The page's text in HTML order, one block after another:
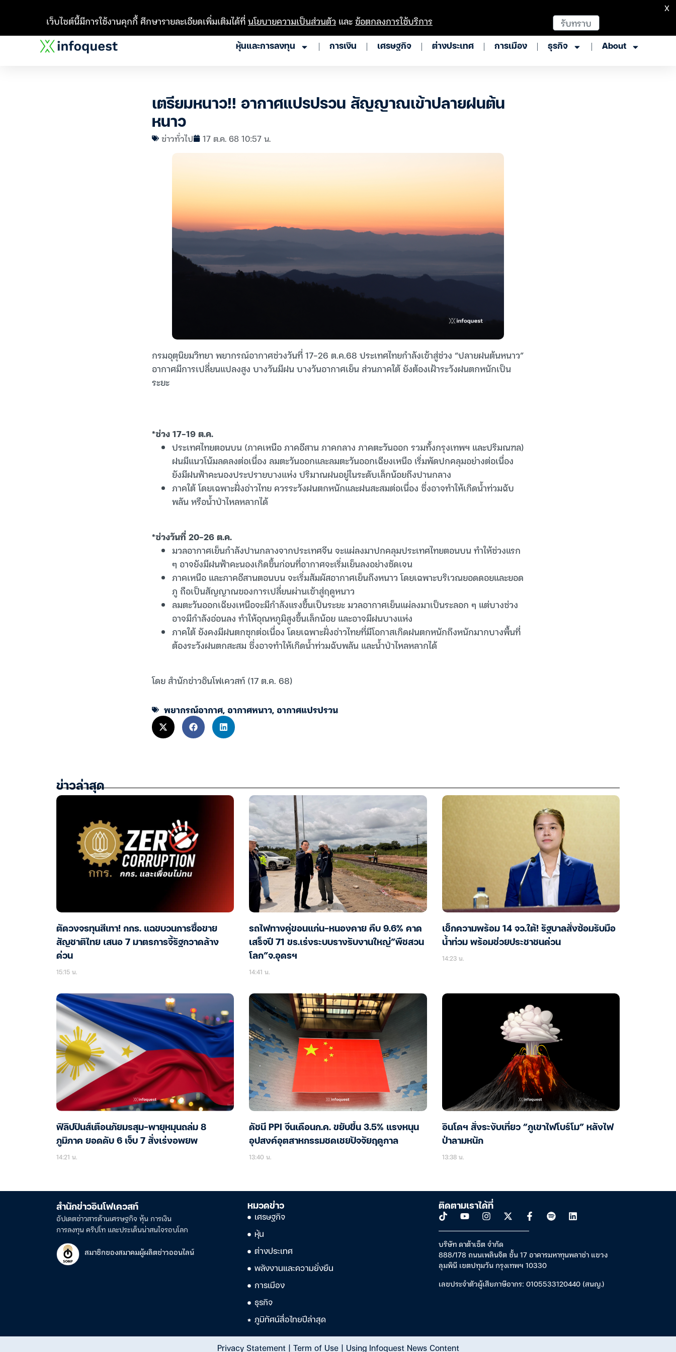
หุ้นและการลงทุน การเงิน เศรษฐกิจ ต่างประเทศ การเมือง ธุรกิจ About
เตรียมหนาว!! อากาศแปรปรวน สัญญาณเข้าปลายฝนต้น
หนาว
ข่าวทั่วไป 17 ต.ค. 68 10:57 น.
กรมอุตุนิยมวิทยา พยากรณ์อากาศช่วงวันที่ 17-26 ต.ค.68 ประเทศไทยกำลังเข้าสู่ช่วง “ปลายฝนต้นหนาว”
อากาศมีการเปลี่ยนแปลงสูง บางวันมีฝน บางวันอากาศเย็น ส่วนภาคใต้ ยังต้องเฝ้าระวังฝนตกหนักเป็น
ระยะ
*ช่วง 17-19 ต.ค.
ประเทศไทยตอนบน (ภาคเหนือ ภาคอีสาน ภาคกลาง ภาคตะวันออก รวมทั้งกรุงเทพฯ และปริมณฑล)
ฝนมีแนวโน้มลดลงต่อเนื่อง ลมตะวันออกและลมตะวันออกเฉียงเหนือ เริ่มพัดปกคลุมอย่างต่อเนื่อง
ยังมีฝนฟ้าคะนองประปรายบางแห่ง ปริมาณฝนอยู่ในระดับเล็กน้อยถึงปานกลาง
ภาคใต้ โดยเฉพาะฝั่งอ่าวไทย ควรระวังฝนตกหนักและฝนสะสมต่อเนื่อง ซึ่งอาจทำให้เกิดน้ำท่วมฉับ
พลัน หรือน้ำป่าไหลหลากได้
*ช่วงวันที่ 20-26 ต.ค.
มวลอากาศเย็นกำลังปานกลางจากประเทศจีน จะแผ่ลงมาปกคลุมประเทศไทยตอนบน ทำให้ช่วงแรก
ๆ อาจยังมีฝนฟ้าคะนองเกิดขึ้นก่อนที่อากาศจะเริ่มเย็นลงอย่างชัดเจน
ภาคเหนือ และภาคอีสานตอนบน จะเริ่มสัมผัสอากาศเย็นถึงหนาว โดยเฉพาะบริเวณยอดดอยและยอด
ภู ถือเป็นสัญญาณของการเปลี่ยนผ่านเข้าสู่ฤดูหนาว
ลมตะวันออกเฉียงเหนือจะมีกำลังแรงขึ้นเป็นระยะ มวลอากาศเย็นแผ่ลงมาเป็นระลอก ๆ แต่บางช่วง
อาจมีกำลังอ่อนลง ทำให้อุณหภูมิสูงขึ้นเล็กน้อย และอาจมีฝนบางแห่ง
ภาคใต้ ยังคงมีฝนตกชุกต่อเนื่อง โดยเฉพาะฝั่งอ่าวไทยที่มีโอกาสเกิดฝนตกหนักถึงหนักมากบางพื้นที่
ต้องระวังฝนตกสะสม ซึ่งอาจทำให้เกิดน้ำท่วมฉับพลัน และน้ำป่าไหลหลากได้
โดย สำนักข่าวอินโฟเควสท์ (17 ต.ค. 68)
พยากรณ์อากาศ,อากาศหนาว,อากาศแปรปรวน
ข่าวล่าสุด
ตัดวงจรทุนสีเทา! กกร. แฉขบวนการซื้อขาย
สัญชาติไทย เสนอ 7 มาตรการจี้รัฐกวาดล้าง
ด่วน
15:15 น.
รถไฟทางคู่ขอนแก่น-หนองคาย คืบ 9.6% คาด
เสร็จปี 71 ขร.เร่งระบบรางรับงานใหญ่”พืชสวน
โลก”จ.อุดรฯ
14:41 น.
เช็กความพร้อม 14 จว.ใต้! รัฐบาลสั่งซ้อมรับมือ
น้ำท่วม พร้อมช่วยประชาชนด่วน
14:23 น.
ฟิลิปปินส์เตือนภัยมรสุม-พายุหมุนถล่ม 8
ภูมิภาค ยอดดับ 6 เจ็บ 7 สั่งเร่งอพยพ
14:21 น.
ดัชนี PPI จีนเดือนก.ค. ขยับขึ้น 3.5% แรงหนุน
อุปสงค์อุตสาหกรรมชดเชยปัจจัยฤดูกาล
13:40 น.
อินโดฯ สั่งระงับเที่ยว “ภูเขาไฟโบร์โม” หลังไฟ
ป่าลามหนัก
13:38 น.
สำนักข่าวอินโฟเควสท์
อัปเดตข่าวสารด้านเศรษฐกิจ หุ้น การเงิน
การลงทุน คริปโท และประเด็นน่าสนใจรอบโลก
สมาชิกของสมาคมผู้ผลิตข่าวออนไลน์
หมวดข่าว
เศรษฐกิจ
หุ้น
ต่างประเทศ
พลังงานและความยั่งยืน
การเมือง
ธุรกิจ
ภูมิทัศน์สื่อไทยปีล่าสุด
ติดตามเราได้ที่
บริษัท ดาต้าเซ็ต จำกัด
888/178 ถนนเพลินจิต ชั้น 17 อาคารมหาทุนพลาซ่า แขวง
ลุมพินี เขตปทุมวัน กรุงเทพฯ 10330
เลขประจำตัวผู้เสียภาษีอากร: 0105533120440 (สนญ.)
Privacy Statement| Term of Use| Using Infoquest News Content
เว็บไซต์นี้มีการใช้งานคุกกี้ ศึกษารายละเอียดเพิ่มเติมได้ที่นโยบายความเป็นส่วนตัว และข้อตกลงการใช้บริการ รับทราบ
X